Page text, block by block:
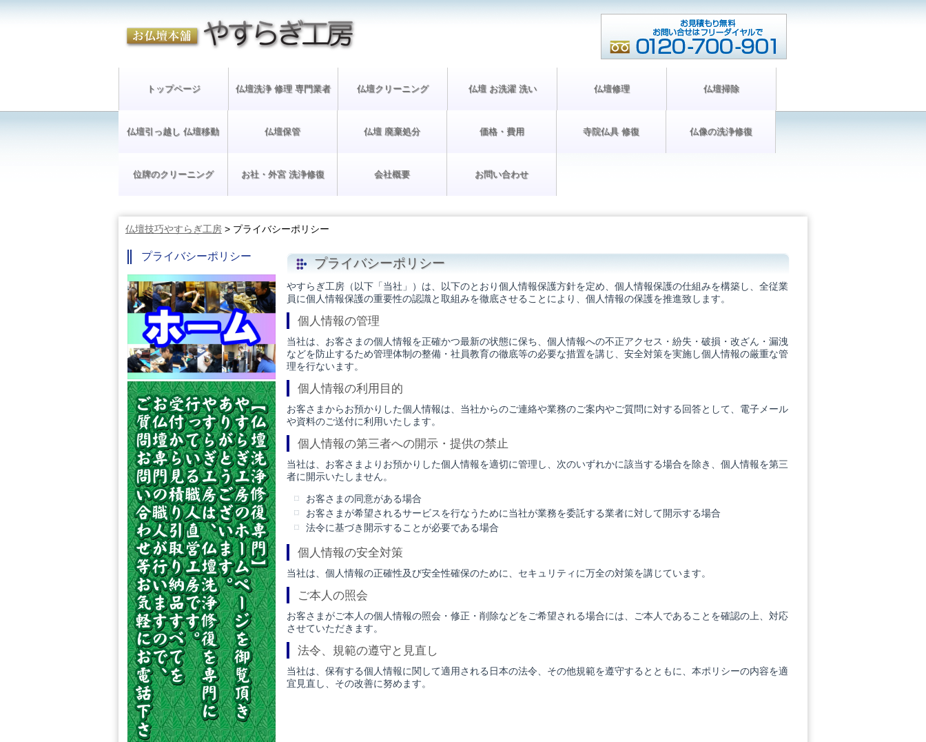
トップページ 仏壇洗浄 修理 専門業者 仏壇クリーニング 仏壇 お洗濯 洗い 仏壇修理 仏壇掃除
仏壇引っ越し 仏壇移動 仏壇保管 仏壇 廃棄処分 価格・費用 寺院仏具 修復 仏像の洗浄修復
位牌のクリーニング お社・外宮 洗浄修復 会社概要 お問い合わせ
仏壇技巧やすらぎ工房 > プライバシーポリシー
プライバシーポリシー プライバシーポリシー
やすらぎ工房（以下「当社」）は、以下のとおり個人情報保護方針を定め、個人情報保護の仕組みを構築し、全従業
員に個人情報保護の重要性の認識と取組みを徹底させることにより、個人情報の保護を推進致します。
個人情報の管理
当社は、お客さまの個人情報を正確かつ最新の状態に保ち、個人情報への不正アクセス・紛失・破損・改ざん・漏洩
などを防止するため管理体制の整備・社員教育の徹底等の必要な措置を講じ、安全対策を実施し個人情報の厳重な管
理を行ないます。
個人情報の利用目的
お客さまからお預かりした個人情報は、当社からのご連絡や業務のご案内やご質問に対する回答として、電子メール
や資料のご送付に利用いたします。
個人情報の第三者への開示・提供の禁止
当社は、お客さまよりお預かりした個人情報を適切に管理し、次のいずれかに該当する場合を除き、個人情報を第三
者に開示いたしません。
お客さまの同意がある場合
お客さまが希望されるサービスを行なうために当社が業務を委託する業者に対して開示する場合
法令に基づき開示することが必要である場合
個人情報の安全対策
当社は、個人情報の正確性及び安全性確保のために、セキュリティに万全の対策を講じています。
ご本人の照会
お客さまがご本人の個人情報の照会・修正・削除などをご希望される場合には、ご本人であることを確認の上、対応
させていただきます。
法令、規範の遵守と見直し
当社は、保有する個人情報に関して適用される日本の法令、その他規範を遵守するとともに、本ポリシーの内容を適
宜見直し、その改善に努めます。